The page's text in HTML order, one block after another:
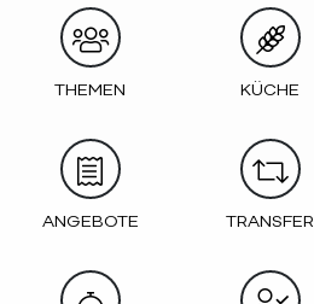
THEMEN KÜCHE
ANGEBOTE TRANSFER